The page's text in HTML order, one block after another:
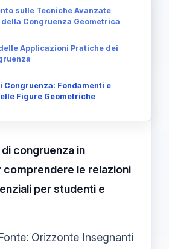
sulle Tecniche Avanzate
Congruenza Geometrica
Applicazioni Pratiche dei
Congruenza: Fondamenti e
Figure Geometriche
congruenza in
le relazioni
per studenti e
Orizzonte Insegnanti